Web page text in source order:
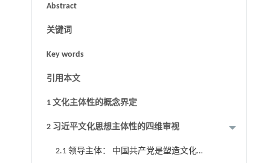
Abstract
关键词
Key words
引用本文
1 文化主体性的概念界定
2 习近平文化思想主体性的四维审视
2.1 领导主体： 中国共产党是塑造文化